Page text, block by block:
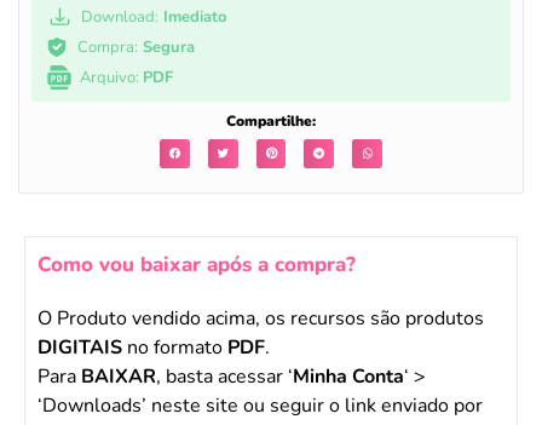
Download: Imediato
Compra: Segura
Arquivo: PDF
Compartilhe:
Como vou baixar após a compra?
O Produto vendido acima, os recursos são produtos
DIGITAIS no formato PDF.
Para BAIXAR, basta acessar ‘Minha Conta‘ >
‘Downloads’ neste site ou seguir o link enviado por